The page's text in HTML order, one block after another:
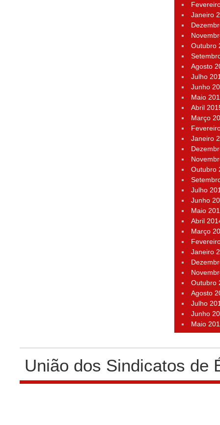
Janeiro
Outubro
Agosto
Julho
Junho
Maio
Abril
Março
Janeiro
Outubro
Julho
Junho
Maio
Abril
Março
Janeiro
Outubro
Agosto
Julho
Junho
Maio
União dos Sindicatos de